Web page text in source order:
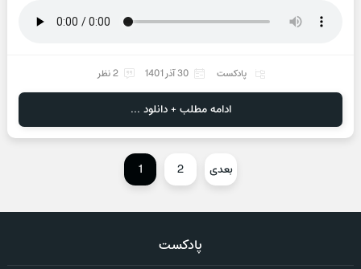
پادکست 30 آذر 1401 2 نظر
ادامه مطلب + دانلود ...
1 2 بعدی
پادکست